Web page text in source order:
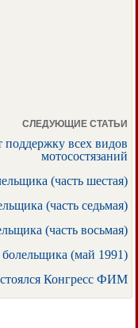
СЛЕДУЮЩИЕ СТАТЬИ
всех видов
мотосостязаний
(часть шестая)
(часть седьмая)
(часть восьмая)
болельщика (май 1991)
Конгресс ФИМ